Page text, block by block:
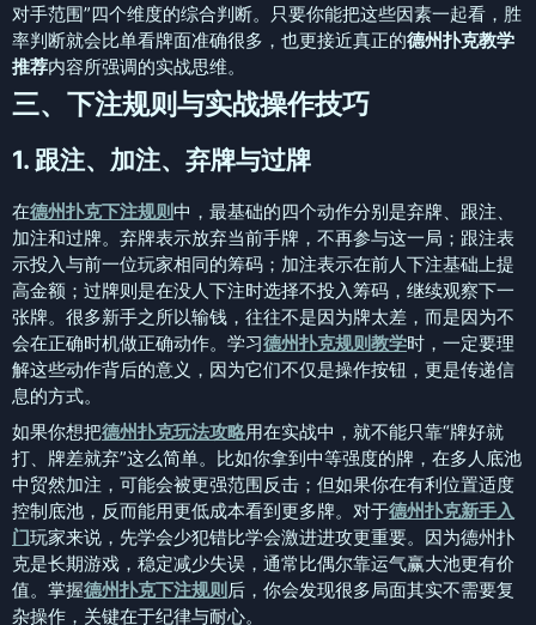
对手范围”四个维度的综合判断。只要你能把这些因素一起看，胜
率判断就会比单看牌面准确很多，也更接近真正的德州扑克教学
推荐内容所强调的实战思维。
三、下注规则与实战操作技巧
1. 跟注、加注、弃牌与过牌
在德州扑克下注规则中，最基础的四个动作分别是弃牌、跟注、
加注和过牌。弃牌表示放弃当前手牌，不再参与这一局；跟注表
示投入与前一位玩家相同的筹码；加注表示在前人下注基础上提
高金额；过牌则是在没人下注时选择不投入筹码，继续观察下一
张牌。很多新手之所以输钱，往往不是因为牌太差，而是因为不
会在正确时机做正确动作。学习德州扑克规则教学时，一定要理
解这些动作背后的意义，因为它们不仅是操作按钮，更是传递信
息的方式。
如果你想把德州扑克玩法攻略用在实战中，就不能只靠“牌好就
打、牌差就弃”这么简单。比如你拿到中等强度的牌，在多人底池
中贸然加注，可能会被更强范围反击；但如果你在有利位置适度
控制底池，反而能用更低成本看到更多牌。对于德州扑克新手入
门玩家来说，先学会少犯错比学会激进进攻更重要。因为德州扑
克是长期游戏，稳定减少失误，通常比偶尔靠运气赢大池更有价
值。掌握德州扑克下注规则后，你会发现很多局面其实不需要复
杂操作，关键在于纪律与耐心。